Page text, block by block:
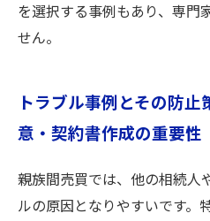
を選択する事例もあり、専門
せん。
トラブル事例とその防止
意・契約書作成の重要性
親族間売買では、他の相続人
ルの原因となりやすいです。